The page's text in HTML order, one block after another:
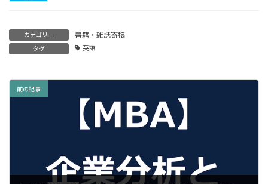
カテゴリー 書籍・雑誌寄稿
タグ 英語
前の記事